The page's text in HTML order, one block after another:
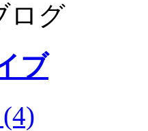
ログ
ブ